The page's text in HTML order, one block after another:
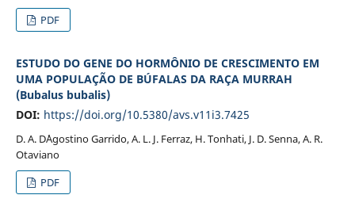
PDF
ESTUDO DO GENE DO HORMÔNIO DE CRESCIMENTO EM
UMA POPULAÇÃO DE BÚFALAS DA RAÇA MURRAH
(Bubalus bubalis)
DOI: https://doi.org/10.5380/avs.v11i3.7425
D. A. D´Agostino Garrido, A. L. J. Ferraz, H. Tonhati, J. D. Senna, A. R.
Otaviano
PDF